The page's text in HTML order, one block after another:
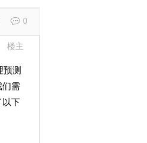
0
楼主
预测
们需
以下